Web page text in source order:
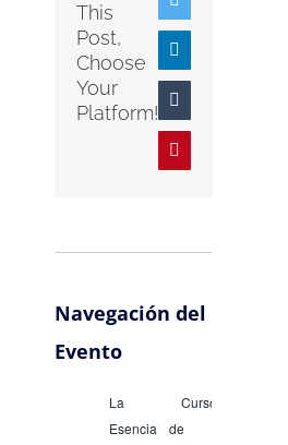
This
Post,
Choose
Your
Platform!
Navegación del
Evento
La
Esencia
Curso
de